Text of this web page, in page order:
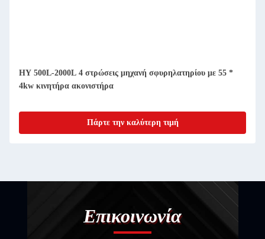
HY 500L-2000L 4 στρώσεις μηχανή σφυρηλατηρίου με 55 *
4kw κινητήρα ακονιστήρα
Πάρτε την καλύτερη τιμή
Επικοινωνία